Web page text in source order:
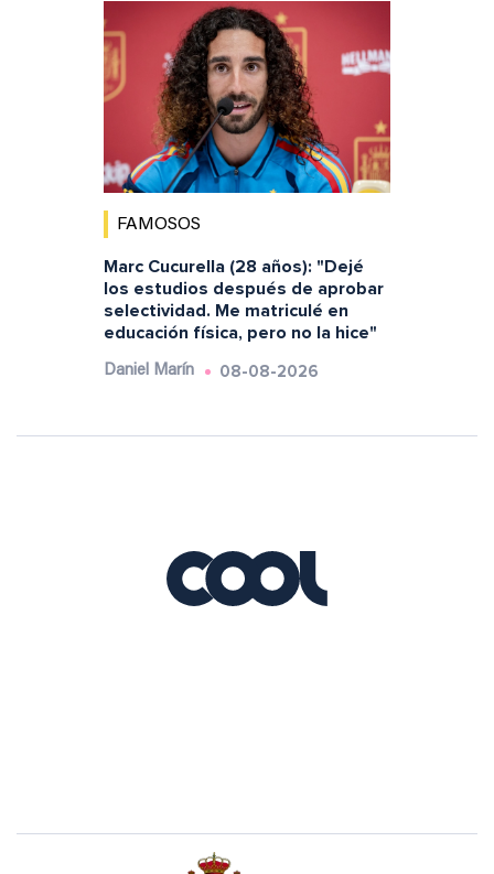
FAMOSOS
Marc Cucurella (28 años): "Dejé
los estudios después de aprobar
selectividad. Me matriculé en
educación física, pero no la hice"
Daniel Marín 08-08-2026